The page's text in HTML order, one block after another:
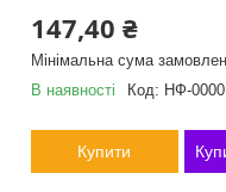
147,40 ₴
Мінімальна сума
В наявності
Код: НФ-
Купити